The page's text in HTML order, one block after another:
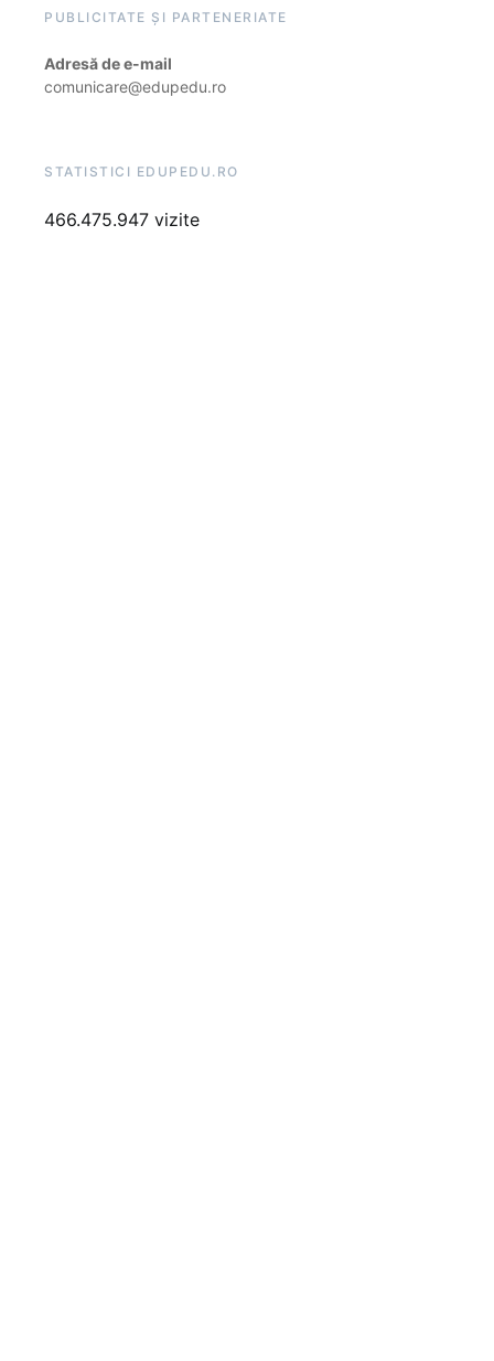
PUBLICITATE ȘI PARTENERIATE
Adresă de e-mail
comunicare@edupedu.ro
STATISTICI EDUPEDU.RO
466.475.947 vizite